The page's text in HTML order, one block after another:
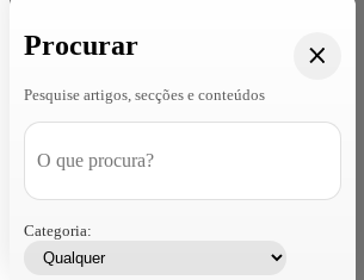
Procurar
Pesquise artigos, secções e conteúdos
Categoria: